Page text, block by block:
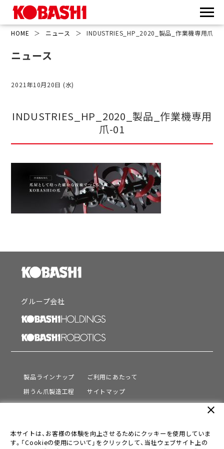
HOME ＞ ニュース ＞ INDUSTRIES_HP_2020_製品_作業機専用爪-01
ニュース
2021年10月20日 (水)
INDUSTRIES_HP_2020_製品_作業機専用
爪-01
グループ会社
製品ラインナップ
耕うん爪製造工程
サポート
会社情報
ご利用にあたって
サイトマップ
プライバシーポリシー
本サイトは、お客様の体験を向上させるためにクッキーを使用していま
す。「Cookieの使用について」をクリックして、当社ウェブサイト上の
close